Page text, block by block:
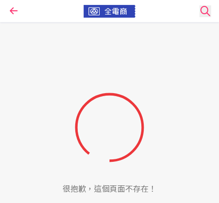
很抱歉，這個頁面不存在！